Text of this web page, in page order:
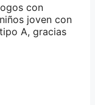
con
joven con
A, gracias